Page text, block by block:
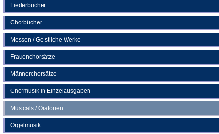
Liederbücher
Chorbücher
Messen / Geistliche Werke
Frauenchorsätze
Männerchorsätze
Chormusik in Einzelausgaben
Musicals / Oratorien
Orgelmusik